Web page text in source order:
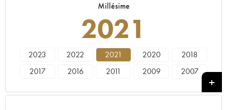
Millésime
2021
2023 2022 2021 2020
2018
2017
2016 2011 2009
2007